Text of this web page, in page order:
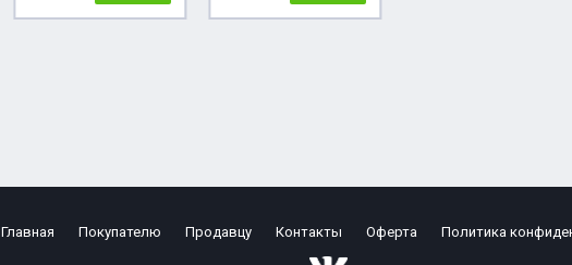
Главная Покупателю Продавцу Контакты Оферта Политика